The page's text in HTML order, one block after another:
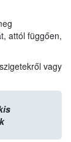
attól függően,
vagy